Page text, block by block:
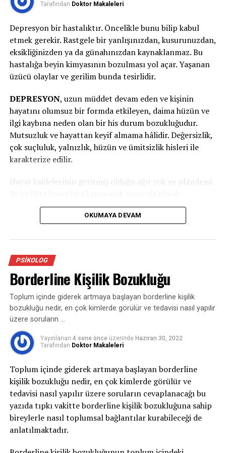
bilhassa de 0-3 yaştan bahsediyorsak şayet orada
bedensel temas kurarak, sakin bir ses tonuyla, yavaş
yavaş konuşarak, biz sakin davranıp onun da böylelikle
modunu aşağı çekmeye çalışarak, o dakikada itimat
veriyor olmamız ve hissini anladığımızı ona
hissettirmemiz kıymetli.
Unutulmaması gereken şey kriz anında yapılacak,
söylenecek hiçbir şeyin tesirli olamayacağıdır. Bu
kaçınılamayacak bir dalga üzere nitelendirilebilir. Dalga
geçtikten ve sular biraz durulduktan sonra çocuğun
yaşına ve duygusal olgunluğuna nazaran bahis hakkında
konuşulabilir. Çocuğun o anda yaşadığı hisler
tanımasına ve bu hisleri anlamlandırmasına yardımcı
karşısında yapılabilecekler birlikte gözden geçirilebilir.
Tarafından Doktor Makaleleri
Depresyon bir hastalıktır. Öncelikle bunu bilip kabul
etmek gerekir. Rastgele bir yanlışınızdan, kusurunuzdan,
eksikliğinizden ya da günahınızdan kaynaklanmaz. Bu
hastalığa beyin kimyasının bozulması yol açar. Yaşanan
üzücü olaylar ve gerilim bunda tesirlidir.
DEPRESYON, uzun müddet devam eden ve kişinin
hayatını olumsuz bir formda etkileyen, daima hüzün ve
ilgi kaybına neden olan bir his durum bozukluğudur.
Mutsuzluk ve hayattan keyif almama hâlidir. Değersizlik,
çok suçluluk, yalnızlık, hüzün ve ümitsizlik hisleri ile
karakterize edilir.
Hayat kaidelerinin getirmiş olduğu ağır yük ve plândemi
insanların ruhsal dünyasında bir çöküntü oluşturdu.
Birtakım insanların kişilik yapısı bu durumdan daha fazla
Depresyon neden kaynaklanır?
Depresyon, beyinde kimyasal istikrarın bozulması
sonucu ortaya çıkan bir hastalıktır. Örneğin, bir yakının
kaybı, iş kaybı, kronik bir hastalığa yakalanmak üzere
sebepler depresyona yol açabilir.
Bazen kişi bir sebep olmadan da depresyona girebiliyor.
Genetik transfer yoluyla da şahıstan şahsa geçebiliyor.
Anne yahut baba sık sık depresyona giriyorsa, bu
bireylerin çocukları bunu yaşayarak ve rol model alarak
öğreniyor, bu manada “Genetik bir yatkınlık olduğu için
görülme ihtimâli biraz daha yüksek” diyebiliriz.
Depresyonun belirtileri nelerdir?
yapmak istememesi, yataktan çıkmak istememek, daima
OKUMAYA DEVAM
PSIKOLOG
Borderline Kişilik Bozukluğu
Toplum içinde giderek artmaya başlayan borderline kişilik
bozukluğu nedir, en çok kimlerde görülür ve tedavisi nasıl yapılır
üzere soruların …
Yayınlanan 4 sene önce üzerinde Haziran 30, 2022
Tarafından Doktor Makaleleri
Toplum içinde giderek artmaya başlayan borderline
kişilik bozukluğu nedir, en çok kimlerde görülür ve
tedavisi nasıl yapılır üzere soruların cevaplanacağı bu
yazıda tıpkı vakitte borderline kişilik bozukluğuna sahip
bireylerle nasıl toplumsal bağlantılar kurabileceği de
anlatılmaktadır.